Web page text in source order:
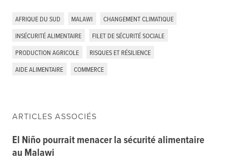
AFRIQUE DU SUD MALAWI
CHANGEMENT CLIMATIQUE
INSÉCURITÉ ALIMENTAIRE
FILET DE SÉCURITÉ SOCIALE
PRODUCTION AGRICOLE
RISQUES ET RÉSILIENCE
AIDE ALIMENTAIRE
COMMERCE
ARTICLES ASSOCIÉS
El Niño pourrait menacer la sécurité alimentaire
au Malawi